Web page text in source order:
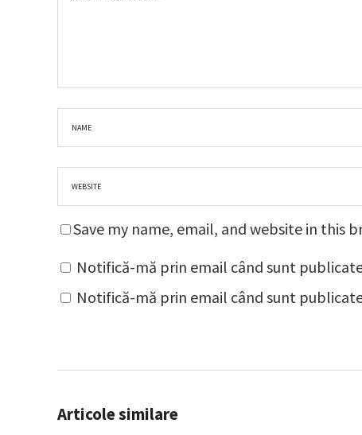
Save my name, email, and website in this
Notifică-mă prin email când sunt
Notifică-mă prin email când sunt
Articole similare